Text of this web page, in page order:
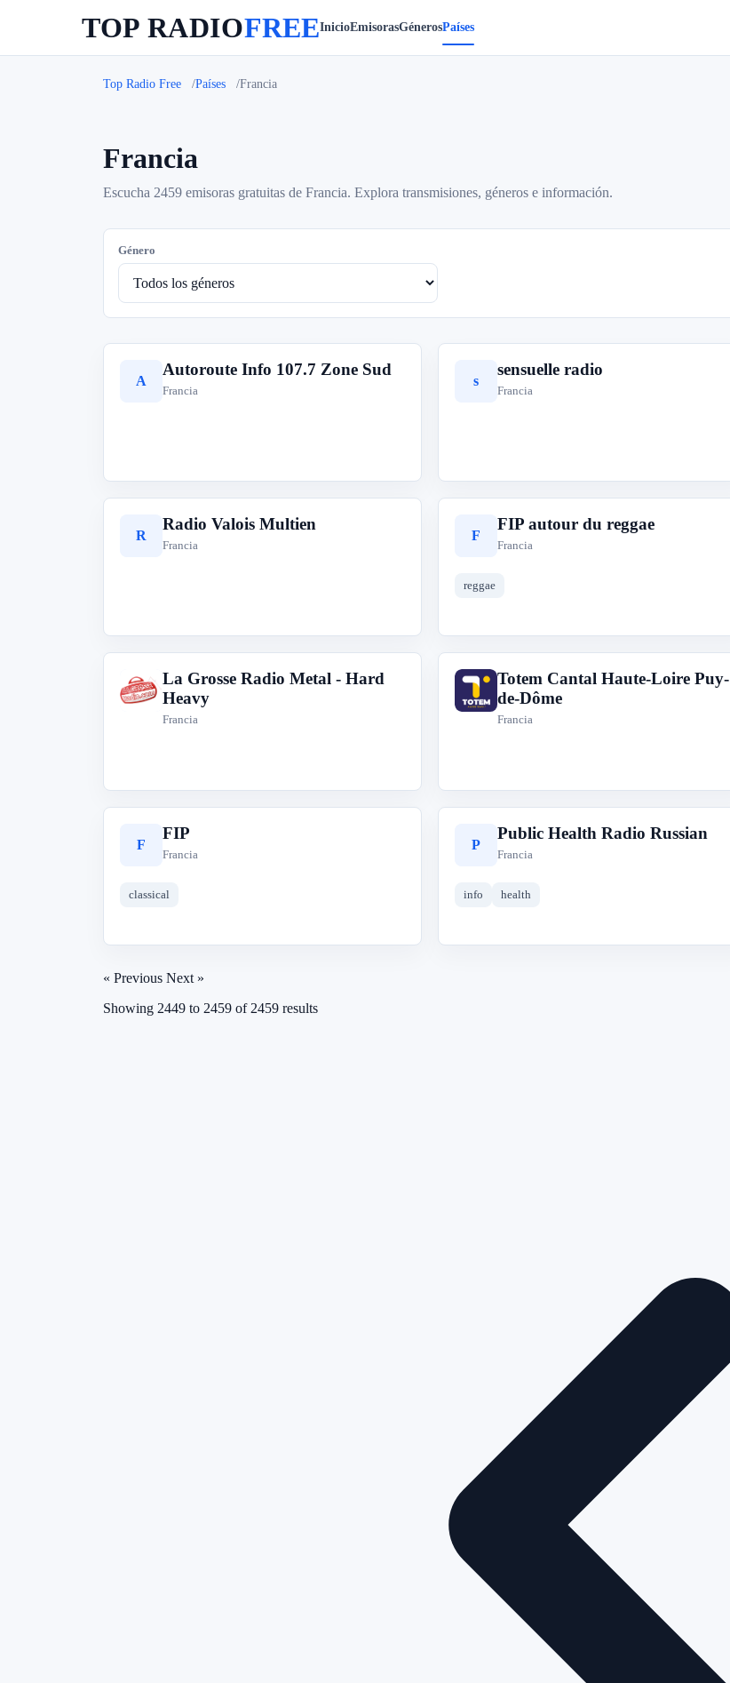
TOP RADIOFREEInicioEmisorasGénerosPaíses
Top Radio Free Países Francia
Francia
Escucha 2459 emisoras gratuitas de Francia. Explora transmisiones, géneros e información.
Género
A
Autoroute Info 107.7 Zone Sud
Francia
s
sensuelle radio
Francia
R
Radio Valois Multien
Francia
F
FIP autour du reggae
Francia
reggae
L
La Grosse Radio Metal - Hard
Heavy
Francia
T
Totem Cantal Haute-Loire Puy-
de-Dôme
Francia
F
FIP
Francia
classical
P
Public Health Radio Russian
Francia
info health
« Previous Next »
Showing 2449 to 2459 of 2459 results